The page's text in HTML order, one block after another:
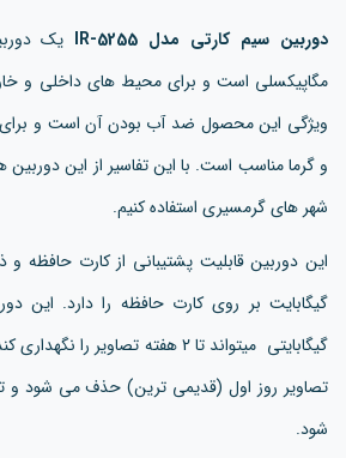
دوربین سیم کارتی مدل IR-5255
مگاپیکسلی است و برای محیط های داخلی و
ویژگی این محصول ضد آب بودن آن است و برای
و گرما مناسب است. با این تفاسیر از این
شهر های گرمسیری استفاده کنیم.
گیگابایتی میتواند تا 2 هفته
تصاویر روز اول (قدیمی ترین) حذف می شود و
شود.